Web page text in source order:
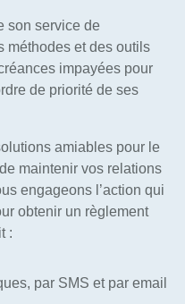
son service de
méthodes et des outils
impayées pour
de priorité de ses
amiables pour le
maintenir vos relations
engageons l’action qui
obtenir un règlement
:
par SMS et par email